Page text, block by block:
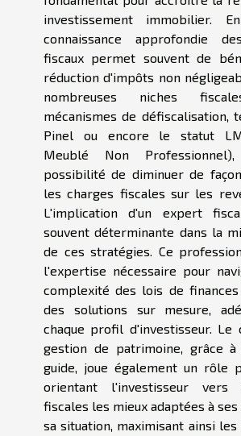
investissement immobilier.
connaissance approfondie
fiscaux permet souvent de
réduction d'impôts non
nombreuses niches
mécanismes de défiscalisation,
Pinel ou encore le statut
Meublé Non
possibilité de diminuer de
les charges fiscales sur les
L'implication d'un expert
souvent déterminante dans la
de ces stratégies. Ce
l'expertise nécessaire pour
complexité des lois de
des solutions sur mesure,
chaque profil d'investisseur. Le
gestion de patrimoine, grâce
guide, joue également un rôle
orientant l'investisseur vers
fiscales les mieux adaptées à
sa situation, maximisant ainsi